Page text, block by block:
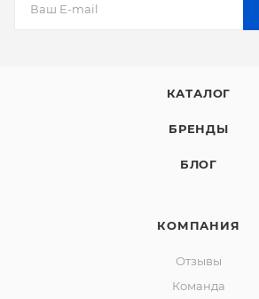
КАТАЛОГ
БРЕНДЫ
БЛОГ
КОМПАНИЯ
Отзывы
Команда